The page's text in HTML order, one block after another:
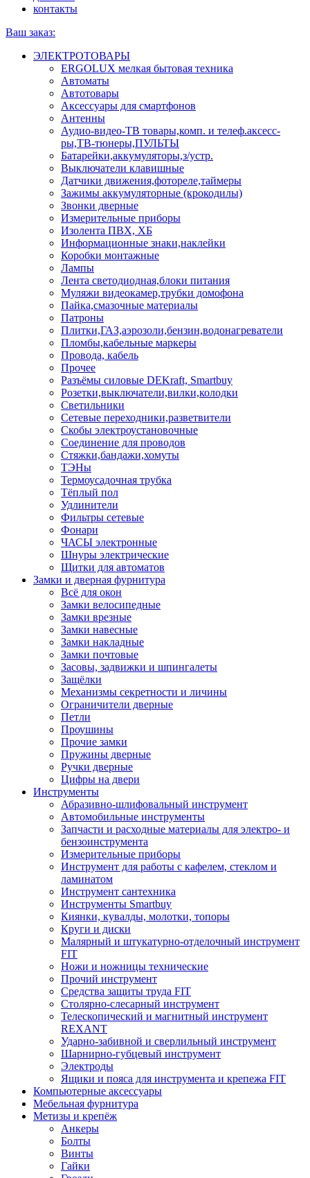
контакты
Ваш заказ:
ЭЛЕКТРОТОВАРЫ
ERGOLUX мелкая бытовая техника
Автоматы
Автотовары
Аксессуары для смартфонов
Антенны
Аудио-видео-ТВ товары,комп. и телеф.аксесс-
ры,ТВ-тюнеры,ПУЛЬТЫ
Батарейки,аккумуляторы,з/устр.
Выключатели клавишные
Датчики движения,фотореле,таймеры
Зажимы аккумуляторные (крокодилы)
Звонки дверные
Измерительные приборы
Изолента ПВХ, ХБ
Информационные знаки,наклейки
Коробки монтажные
Лампы
Лента светодиодная,блоки питания
Муляжи видеокамер,трубки домофона
Пайка,смазочные материалы
Патроны
Плитки,ГАЗ,аэрозоли,бензин,водонагреватели
Пломбы,кабельные маркеры
Провода, кабель
Прочее
Разъёмы силовые DEKraft, Smartbuy
Розетки,выключатели,вилки,колодки
Светильники
Сетевые переходники,разветвители
Скобы электроустановочные
Соединение для проводов
Стяжки,бандажи,хомуты
ТЭНы
Термоусадочная трубка
Тёплый пол
Удлинители
Фильтры сетевые
Фонари
ЧАСЫ электронные
Шнуры электрические
Щитки для автоматов
Замки и дверная фурнитура
Всё для окон
Замки велосипедные
Замки врезные
Замки навесные
Замки накладные
Замки почтовые
Засовы, задвижки и шпингалеты
Защёлки
Механизмы секретности и личины
Ограничители дверные
Петли
Проушины
Прочие замки
Пружины дверные
Ручки дверные
Цифры на двери
Инструменты
Абразивно-шлифовальный инструмент
Автомобильные инструменты
Запчасти и расходные материалы для электро- и
бензоинструмента
Измерительные приборы
Инструмент для работы с кафелем, стеклом и
ламинатом
Инструмент сантехника
Инструменты Smartbuy
Киянки, кувалды, молотки, топоры
Круги и диски
Малярный и штукатурно-отделочный инструмент
FIT
Ножи и ножницы технические
Прочий инструмент
Средства защиты труда FIT
Столярно-слесарный инструмент
Телескопический и магнитный инструмент
REXANT
Ударно-забивной и сверлильный инструмент
Шарнирно-губцевый инструмент
Электроды
Ящики и пояса для инструмента и крепежа FIT
Компьютерные аксессуары
Мебельная фурнитура
Метизы и крепёж
Анкеры
Болты
Винты
Гайки